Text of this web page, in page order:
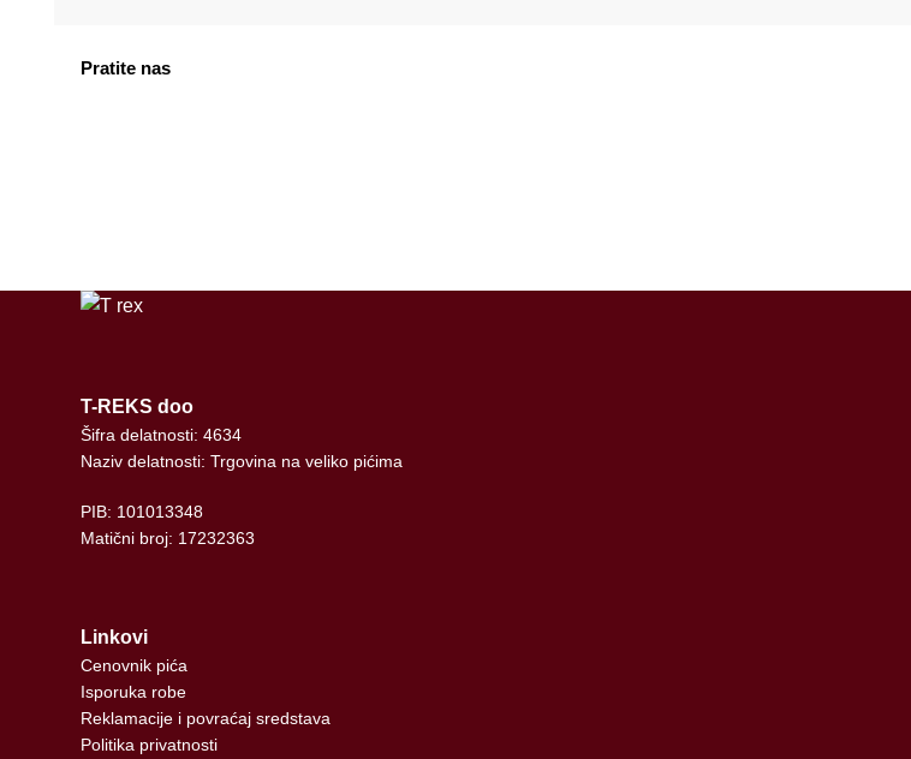
Pratite nas
T-REKS doo
Šifra delatnosti: 4634
Naziv delatnosti: Trgovina na veliko pićima
PIB: 101013348
Matični broj: 17232363
Linkovi
Cenovnik pića
Isporuka robe
Reklamacije i povraćaj sredstava
Politika privatnosti